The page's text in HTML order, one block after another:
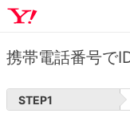
携帯電話番号で
STEP1